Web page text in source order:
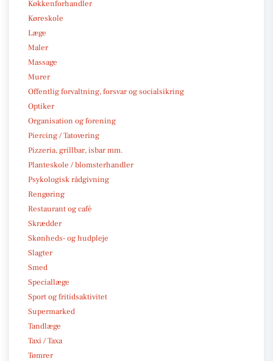
Køkkenforhandler
Køreskole
Læge
Maler
Massage
Murer
Offentlig forvaltning, forsvar og socialsikring
Optiker
Organisation og forening
Piercing / Tatovering
Pizzeria, grillbar, isbar mm.
Planteskole / blomsterhandler
Psykologisk rådgivning
Rengøring
Restaurant og café
Skrædder
Skønheds- og hudpleje
Slagter
Smed
Speciallæge
Sport og fritidsaktivitet
Supermarked
Tandlæge
Taxi / Taxa
Tømrer